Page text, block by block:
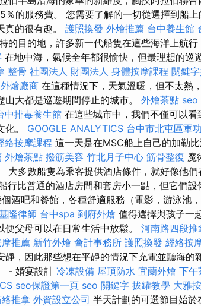
％的服務費。 您需要了解的一切從選擇到船
真的很有趣。 護照換發 外燴推薦 台中養生館
的目的地，許多新一代船隻在這些海洋上航
在地中海，氣候全年都很愉快，但最理想的巡
整骨 社團法人 財團法人 身體按摩課程 關鍵
外燴廠商 在這種情況下，天氣溫暖，但不太熱
大都是巡遊期間停止的城市。 外燴茶點 seo
中排毒養生館 在這些城市中，我們不僅可以
化。 GOOGLE ANALYTICS 台中市北屯區軍
絡按摩課程 這一天是在MSC船上自己的加勒
外燴茶點 撥筋美容 竹北月子中心 筋骨整復 魔
大多數船隻為乘客提供酒店條件，就好像他們
行比普通的酒店房間和套房小一點，但它們設
酒吧和餐館，各種舒適服務（電影，游泳池
隆律師 台中spa 到府外燴 值得選擇與孩子一
父母可以在日常生活中放鬆。 河南路四段推
推薦 新竹外燴 會計事務所 護照換發 經絡按
靜，因此那些想在平靜的情況下充電並聽海的
- 婚宴設計 冷凍設備 屋頂防水 宜蘭外燴 下午
seo保證第一頁 seo 關鍵字 拔罐教學 大雅
推拿 外資設立公司 半天計劃的可選節目始